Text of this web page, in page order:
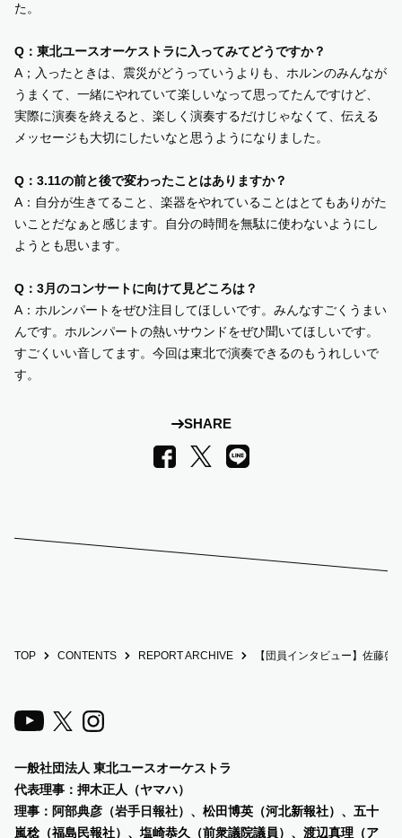
た。
Q：東北ユースオーケストラに入ってみてどうですか？
A；入ったときは、震災がどうっていうよりも、ホルンのみんなが
うまくて、一緒にやれていて楽しいなって思ってたんですけど、
実際に演奏を終えると、楽しく演奏するだけじゃなくて、伝える
メッセージも大切にしたいなと思うようになりました。
Q：3.11の前と後で変わったことはありますか？
A：自分が生きてること、楽器をやれていることはとてもありがた
いことだなぁと感じます。自分の時間を無駄に使わないようにし
ようとも思います。
Q：3月のコンサートに向けて見どころは？
A：ホルンパートをぜひ注目してほしいです。みんなすごくうまい
んです。ホルンパートの熱いサウンドをぜひ聞いてほしいです。
すごくいい音してます。今回は東北で演奏できるのもうれしいで
す。
SHARE
Facebook
X LINE
TOP CONTENTS REPORT ARCHIVE 【団員インタビュー】佐藤啓
一般社団法人 東北ユースオーケストラ
代表理事：押木正人（ヤマハ）
理事：阿部典彦（岩手日報社）、 松田博英（河北新報社）、五十
嵐稔（福島民報社）、塩崎恭久（前衆議院議員）、渡辺真理（ア